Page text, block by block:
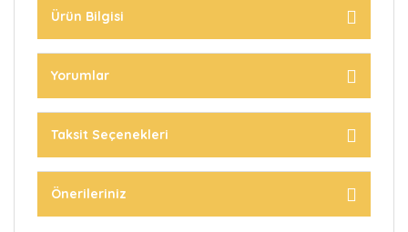
Ürün Bilgisi
Yorumlar
Taksit Seçenekleri
Önerileriniz